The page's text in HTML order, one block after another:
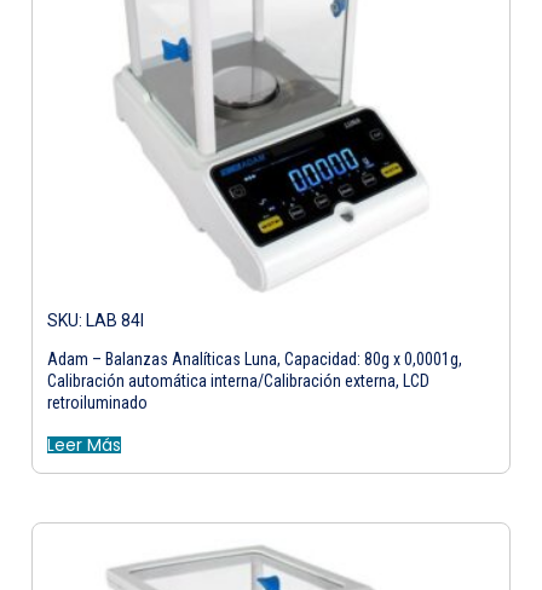
SKU: LAB 84I
Adam – Balanzas Analíticas Luna, Capacidad: 80g x 0,0001g,
Calibración automática interna/Calibración externa, LCD
retroiluminado
Leer Más